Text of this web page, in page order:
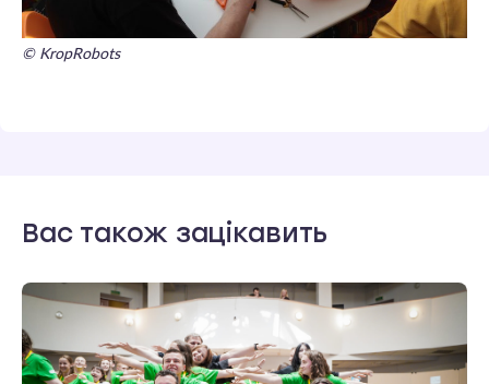
© KropRobots
Вас також зацікавить